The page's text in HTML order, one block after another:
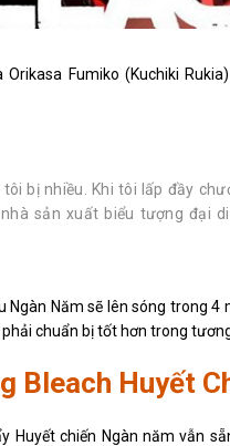
Fumiko (Kuchiki
bị nhiều. Khi tôi lấp đầy
sản xuất biểu tượng đại
Năm sẽ lên sóng trong
chuẩn bị tốt hơn trong
Bleach Huyết
Huyết chiến Ngàn năm vẫn